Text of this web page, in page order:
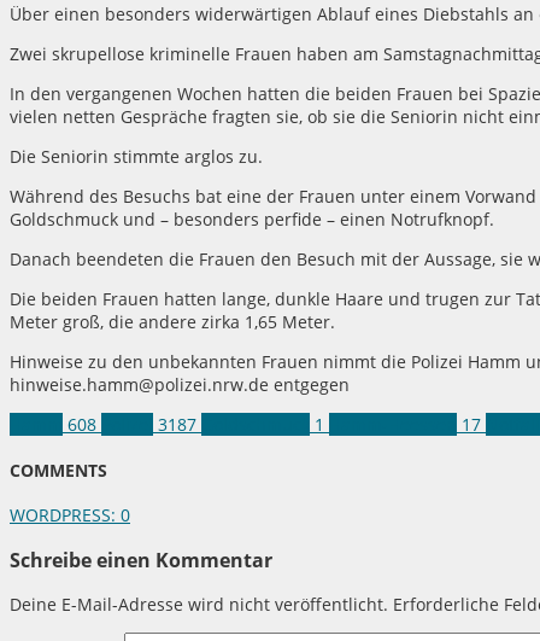
Über einen besonders widerwärtigen Ablauf eines Diebstahls
Zwei skrupellose kriminelle Frauen haben am
In den vergangenen Wochen hatten die beiden Frauen bei
vielen netten Gespräche fragten sie, ob sie die Seniorin nicht
Die Seniorin stimmte arglos zu.
Während des Besuchs bat eine der Frauen unter einem
Goldschmuck und – besonders perfide – einen Notrufknopf.
Danach beendeten die Frauen den Besuch mit der Aussage,
Die beiden Frauen hatten lange, dunkle Haare und trugen zur
Meter groß, die andere zirka 1,65 Meter.
Hinweise zu den unbekannten Frauen nimmt die Polizei Hamm
hinweise.hamm@polizei.nrw.de entgegen
608 3187 1 17
COMMENTS
WORDPRESS: 0
Schreibe einen Kommentar
Deine E-Mail-Adresse wird nicht veröffentlicht. Erforderliche